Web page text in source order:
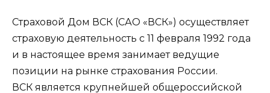
Страховой Дом ВСК (САО «ВСК») осуществляет
страховую деятельность с 11 февраля 1992 года
и в настоящее время занимает ведущие
позиции на рынке страхования России.
ВСК является крупнейшей общероссийской